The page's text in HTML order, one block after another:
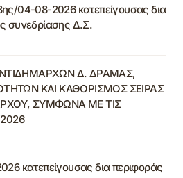
04-08-2026 κατεπείγουσας δια
συνεδρίασης Δ.Σ.
Δ. ΔΡΑΜΑΣ,
ΚΑΙ ΚΑΘΟΡΙΣΜΟΣ ΣΕΙΡΑΣ
ΣΥΜΦΩΝΑ ΜΕ ΤΙΣ
κατεπείγουσας δια περιφοράς